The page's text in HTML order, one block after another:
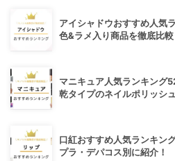
アイシャドウおすすめ人気
色&ラメ入り商品を徹底比較
マニキュア人気ランキング
乾タイプのネイルポリッシ
口紅おすすめ人気ランキン
プラ・デパコス別に紹介！